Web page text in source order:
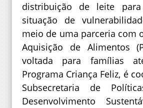
distribuição de leite
situação de
meio de uma parceria com
Aquisição de Alimentos
voltada para famílias
Programa Criança Feliz, é
Subsecretaria de
Desenvolvimento